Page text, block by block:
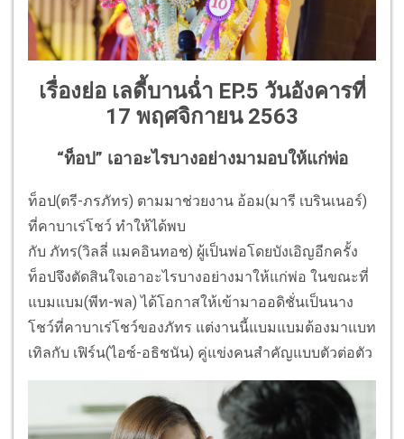
เรื่องย่อ เลดี้บานฉ่ำ EP.5 วันอังคารที่
17 พฤศจิกายน 2563
“ท็อป” เอาอะไรบางอย่างมามอบให้แก่พ่อ
ท็อป(ตรี-ภรภัทร) ตามมาช่วยงาน อ้อม(มารี เบรินเนอร์)
ที่คาบาเร่โชว์ ทำให้ได้พบ
กับ ภัทร(วิลลี่ แมคอินทอช) ผู้เป็นพ่อโดยบังเอิญอีกครั้ง
ท็อปจึงตัดสินใจเอาอะไรบางอย่างมาให้แก่พ่อ ในขณะที่
แบมแบม(พีท-พล) ได้โอกาสให้เข้ามาออดิชั่นเป็นนาง
โชว์ที่คาบาเร่โชว์ของภัทร แต่งานนี้แบมแบมต้องมาแบท
เทิลกับ เฟิร์น(ไอซ์-อธิชนัน) คู่แข่งคนสำคัญแบบตัวต่อตัว